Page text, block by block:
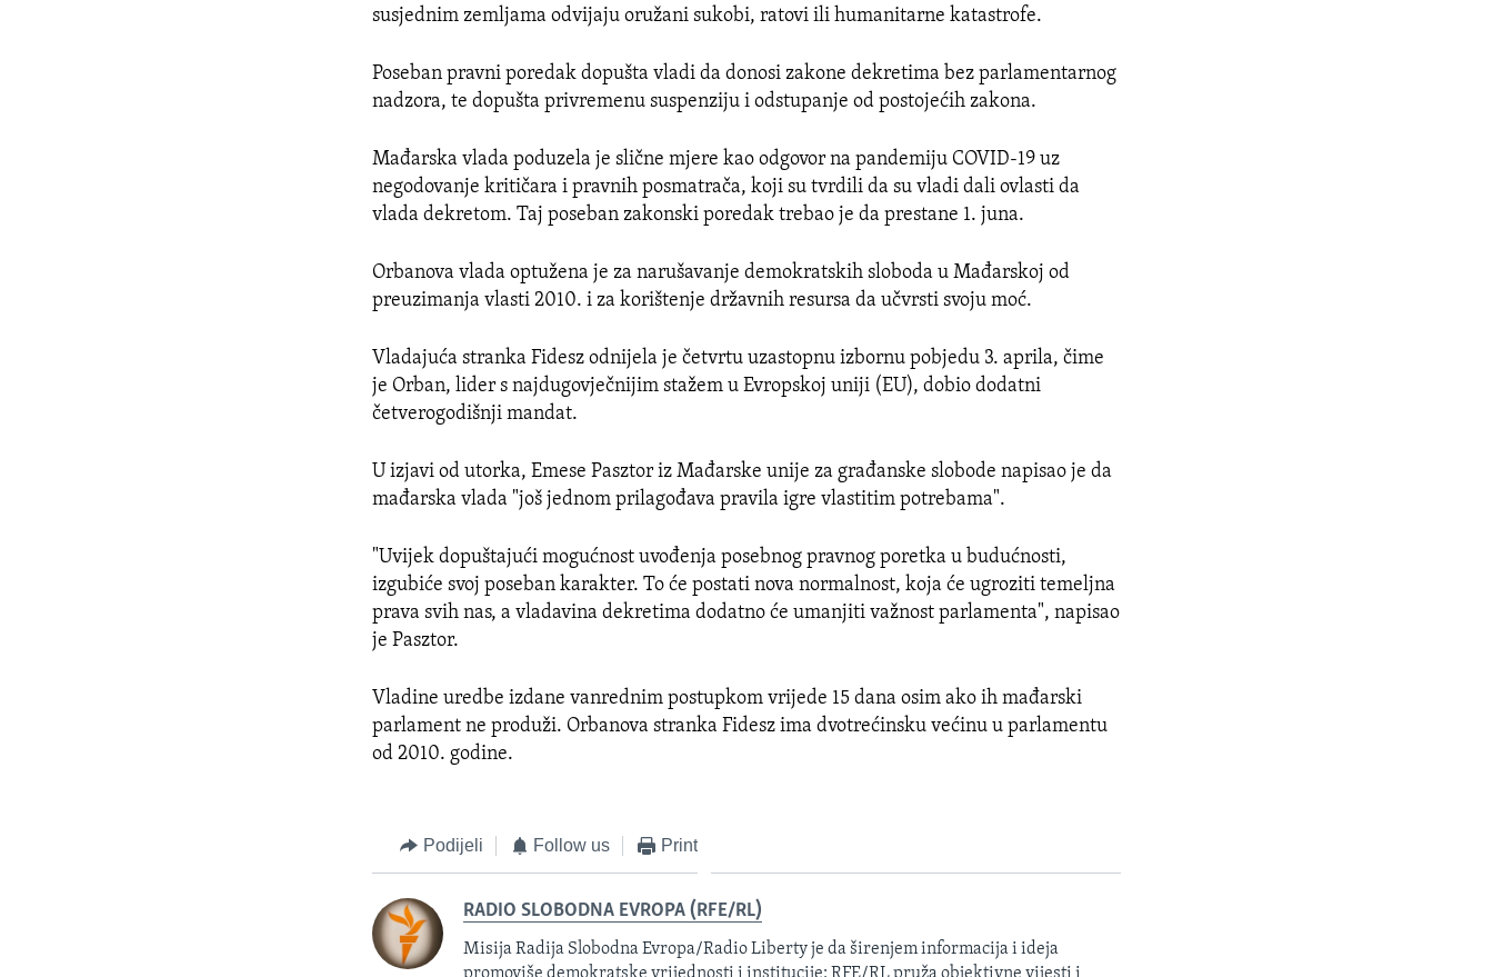
susjednim zemljama odvijaju oružani sukobi, ratovi ili humanitarne katastrofe.
Poseban pravni poredak dopušta vladi da donosi zakone dekretima bez parlamentarnog
nadzora, te dopušta privremenu suspenziju i odstupanje od postojećih zakona.
Mađarska vlada poduzela je slične mjere kao odgovor na pandemiju COVID-19 uz
negodovanje kritičara i pravnih posmatrača, koji su tvrdili da su vladi dali ovlasti da
vlada dekretom. Taj poseban zakonski poredak trebao je da prestane 1. juna.
Orbanova vlada optužena je za narušavanje demokratskih sloboda u Mađarskoj od
preuzimanja vlasti 2010. i za korištenje državnih resursa da učvrsti svoju moć.
Vladajuća stranka Fidesz odnijela je četvrtu uzastopnu izbornu pobjedu 3. aprila, čime
je Orban, lider s najdugovječnijim stažem u Evropskoj uniji (EU), dobio dodatni
četverogodišnji mandat.
U izjavi od utorka, Emese Pasztor iz Mađarske unije za građanske slobode napisao je da
mađarska vlada "još jednom prilagođava pravila igre vlastitim potrebama".
"Uvijek dopuštajući mogućnost uvođenja posebnog pravnog poretka u budućnosti,
izgubiće svoj poseban karakter. To će postati nova normalnost, koja će ugroziti temeljna
prava svih nas, a vladavina dekretima dodatno će umanjiti važnost parlamenta", napisao
je Pasztor.
Vladine uredbe izdane vanrednim postupkom vrijede 15 dana osim ako ih mađarski
parlament ne produži. Orbanova stranka Fidesz ima dvotrećinsku većinu u parlamentu
od 2010. godine.
Podijeli Follow us Print
RADIO SLOBODNA EVROPA (RFE/RL)
Misija Radija Slobodna Evropa/Radio Liberty je da širenjem informacija i ideja